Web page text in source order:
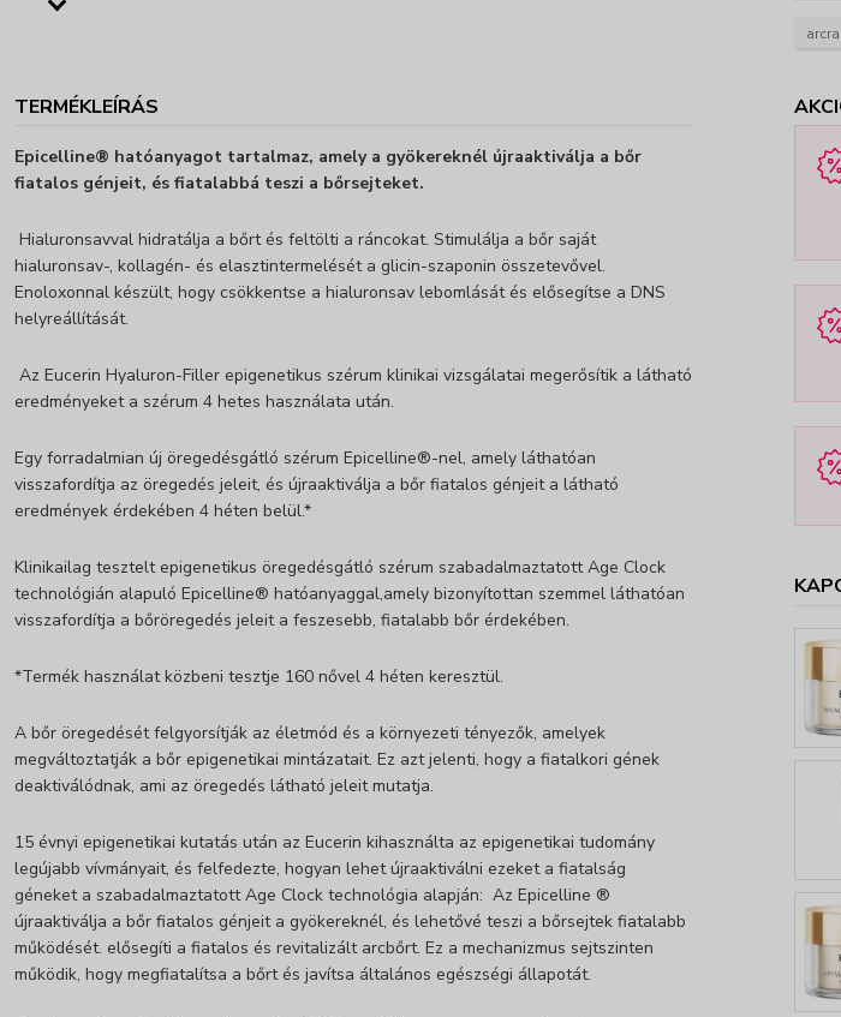
arcra
TERMÉKLEÍRÁS
Epicelline® hatóanyagot tartalmaz, amely a gyökereknél újraaktiválja a bőr
fiatalos génjeit, és fiatalabbá teszi a bőrsejteket.
Hialuronsavval hidratálja a bőrt és feltölti a ráncokat. Stimulálja a bőr saját
hialuronsav-, kollagén- és elasztintermelését a glicin-szaponin összetevővel.
Enoloxonnal készült, hogy csökkentse a hialuronsav lebomlását és elősegítse a DNS
helyreállítását.
Az Eucerin Hyaluron-Filler epigenetikus szérum klinikai vizsgálatai megerősítik a látható
eredményeket a szérum 4 hetes használata után.
Egy forradalmian új öregedésgátló szérum Epicelline®-nel, amely láthatóan
visszafordítja az öregedés jeleit, és újraaktiválja a bőr fiatalos génjeit a látható
eredmények érdekében 4 héten belül.*
Klinikailag tesztelt epigenetikus öregedésgátló szérum szabadalmaztatott Age Clock
technológián alapuló Epicelline® hatóanyaggal,amely bizonyítottan szemmel láthatóan
visszafordítja a bőröregedés jeleit a feszesebb, fiatalabb bőr érdekében.
*Termék használat közbeni tesztje 160 nővel 4 héten keresztül.
A bőr öregedését felgyorsítják az életmód és a környezeti tényezők, amelyek
megváltoztatják a bőr epigenetikai mintázatait. Ez azt jelenti, hogy a fiatalkori gének
deaktiválódnak, ami az öregedés látható jeleit mutatja.
15 évnyi epigenetikai kutatás után az Eucerin kihasználta az epigenetikai tudomány
legújabb vívmányait, és felfedezte, hogyan lehet újraaktiválni ezeket a fiatalság
géneket a szabadalmaztatott Age Clock technológia alapján: Az Epicelline ®
újraaktiválja a bőr fiatalos génjeit a gyökereknél, és lehetővé teszi a bőrsejtek fiatalabb
működését. elősegíti a fiatalos és revitalizált arcbőrt. Ez a mechanizmus sejtszinten
működik, hogy megfiatalítsa a bőrt és javítsa általános egészségi állapotát.